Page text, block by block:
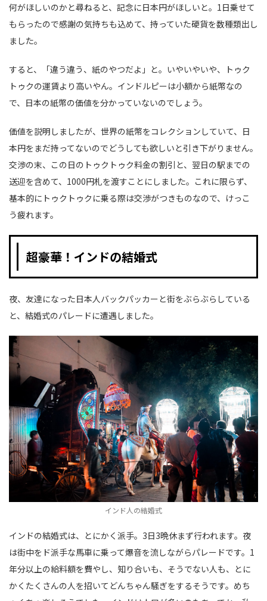
何がほしいのかと尋ねると、記念に日本円がほしいと。1日乗せて
もらったので感謝の気持ちも込めて、持っていた硬貨を数種類出し
ました。
すると、「違う違う、紙のやつだよ」と。いやいやいや、トゥク
トゥクの運賃より高いやん。インドルピーは小額から紙幣なの
で、日本の紙幣の価値を分かっていないのでしょう。
価値を説明しましたが、世界の紙幣をコレクションしていて、日
本円をまだ持ってないのでどうしても欲しいと引き下がりません。
交渉の末、この日のトゥクトゥク料金の割引と、翌日の駅までの
送迎を含めて、1000円札を渡すことにしました。これに限らず、
基本的にトゥクトゥクに乗る際は交渉がつきものなので、けっこ
う疲れます。
超豪華！インドの結婚式
夜、友達になった日本人バックパッカーと街をぶらぶらしている
と、結婚式のパレードに遭遇しました。
インド人の結婚式
インドの結婚式は、とにかく派手。3日3晩休まず行われます。夜
は街中をド派手な馬車に乗って爆音を流しながらパレードです。1
年分以上の給料額を費やし、知り合いも、そうでない人も、とに
かくたくさんの人を招いてどんちゃん騒ぎをするそうです。めち